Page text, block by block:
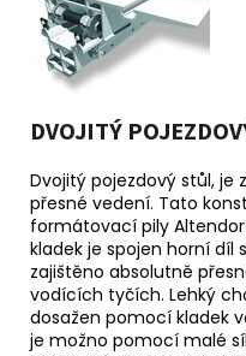
DVOJITÝ
Dvojitý pojezdový stůl, je
přesné vedení. Tato
formátovací pily
kladek je spojen horní
zajištěno absolutně
vodících tyčích. Lehký
dosažen pomocí kladek
je možno pomocí malé